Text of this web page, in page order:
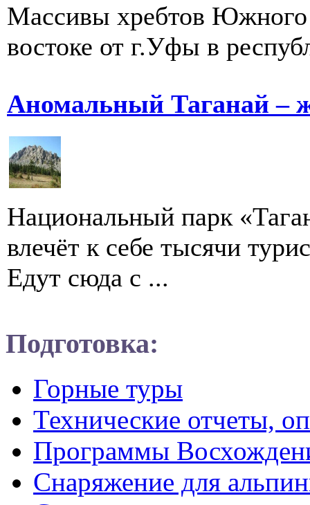
Массивы хребтов
востоке от г.Уфы в
Аномальный Таганай –
Национальный парк
влечёт к себе тысячи
Едут сюда с ...
Подготовка:
Горные туры
Технические отчеты,
Программы
Снаряжение для